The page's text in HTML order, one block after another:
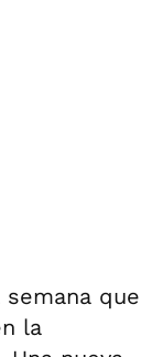
que
la